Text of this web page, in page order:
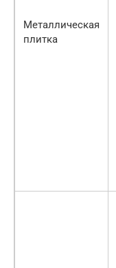
Металлическая
плитка